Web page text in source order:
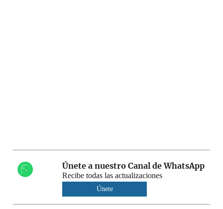
Únete a nuestro Canal de WhatsApp
Recibe todas las actualizaciones
Únete